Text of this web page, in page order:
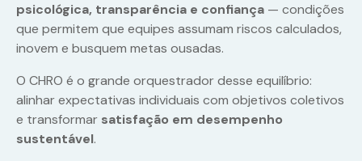
psicológica, transparência e confiança — condições
que permitem que equipes assumam riscos calculados,
inovem e busquem metas ousadas.
O CHRO é o grande orquestrador desse equilíbrio:
alinhar expectativas individuais com objetivos coletivos
e transformar satisfação em desempenho
sustentável.